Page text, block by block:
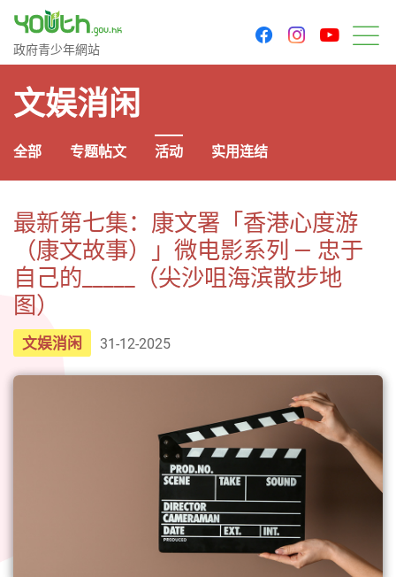
政府青少年网站
政府青少年網站
facebookinstagram
文娱消闲
全部 专题帖文 活动 实用连结
最新第七集：康文署「香港心度游
（康文故事）」微电影系列 — 忠于
自己的_____（尖沙咀海滨散步地
图）
文娱消闲 31-12-2025